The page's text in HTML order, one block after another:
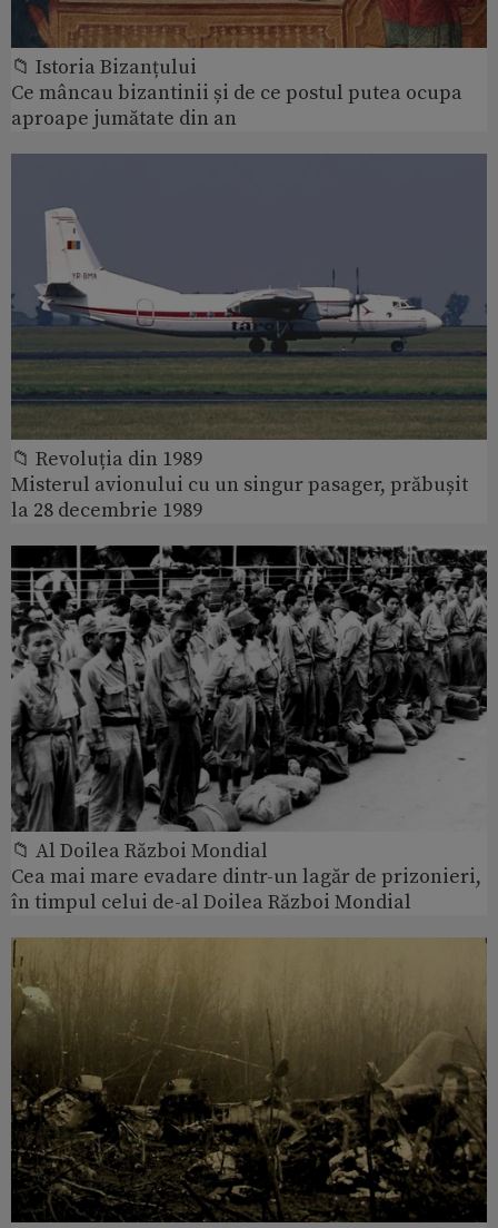
📁 Istoria Bizanțului
Ce mâncau bizantinii și de ce postul putea ocupa
aproape jumătate din an
📁 Revoluția din 1989
Misterul avionului cu un singur pasager, prăbușit
la 28 decembrie 1989
📁 Al Doilea Război Mondial
Cea mai mare evadare dintr-un lagăr de prizonieri,
în timpul celui de-al Doilea Război Mondial